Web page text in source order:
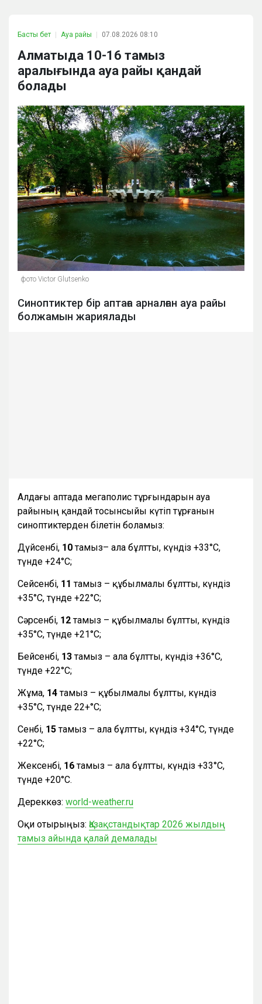
Басты бет Ауа райы 07.08.2026 08:10
Алматыда 10-16 тамыз
аралығында ауа райы қандай
болады
фото Victor Glutsenko
Синоптиктер бір аптаға арналған ауа райы
болжамын жариялады
Алдағы аптада мегаполис тұрғындарын ауа
райының қандай тосынсыйы күтіп тұрғанын
синоптиктерден білетін боламыз:
Дүйсенбі, 10тамыз– ала бұлтты, күндіз +33°С,
түнде +24°С;
Сейсенбі, 11тамыз – құбылмалы бұлтты, күндіз
+35°С, түнде +22°С;
Сәрсенбі, 12тамыз – құбылмалы бұлтты, күндіз
+35°С, түнде +21°С;
Бейсенбі, 13тамыз – ала бұлтты, күндіз +36°С,
түнде +22°С;
Жұма, 14тамыз – құбылмалы бұлтты, күндіз
+35°С, түнде 22+°С;
Сенбі, 15тамыз – ала бұлтты, күндіз +34°С, түнде
+22°С;
Жексенбі, 16тамыз – ала бұлтты, күндіз +33°С,
түнде +20°С.
Дереккөз: world-weather.ru
Оқи отырыңыз: Қазақстандықтар 2026 жылдың
тамыз айында қалай демалады